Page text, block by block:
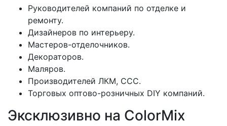
Руководителей компаний по отделке и
ремонту.
Дизайнеров по интерьеру.
Мастеров-отделочников.
Декораторов.
Маляров.
Производителей ЛКМ, ССС.
Торговых оптово-розничных DIY компаний.
Эксклюзивно на ColorMix